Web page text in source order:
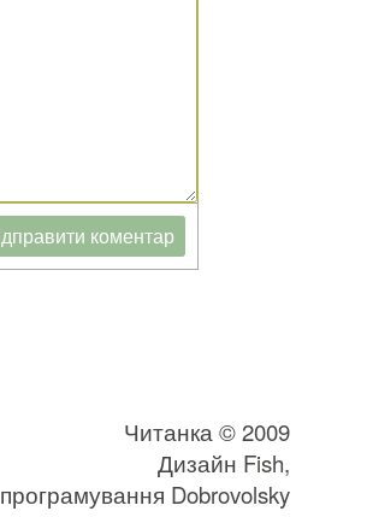
Читанка © 2009
Дизайн Fish,
програмування Dobrovolsky